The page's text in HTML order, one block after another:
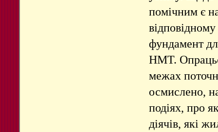
помічним є
фундамент
НМТ.
межах
осмислено,
подіях, про
діячів, які